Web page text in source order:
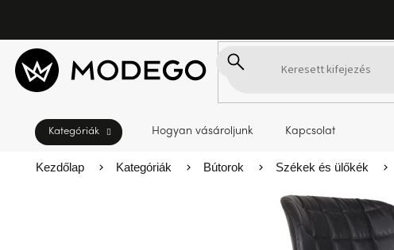
fő
tartalomhoz
Hogyan vásároljunk Kapcsolat
Kezdőlap Kategóriák Bútorok Székek és ülőkék